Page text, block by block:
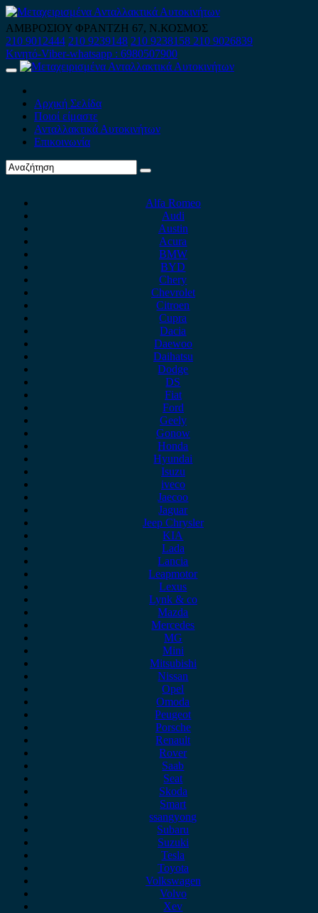
Skip
to
content
ΑΜΒΡΟΣΙΟΥ ΦΡΑΝΤΖΗ 67, Ν.ΚΟΣΜΟΣ
210 9012444 210 9239148 210 9238158 210 9026839
Κινητό-Viber-whatsapp : 6980507900
Primary
Αρχική Σελίδα
Ποιοί είμαστε
Ανταλλακτικά Αυτοκινήτων
Επικοινωνία
Alfa Romeo
Audi
Austin
Acura
BMW
BYD
Chery
Chevrolet
Citroen
Cupra
Dacia
Daewoo
Daihatsu
Dodge
DS
Fiat
Ford
Geely
Gonow
Honda
Hyundai
Isuzu
iveco
Jaecoo
Jaguar
Jeep Chrysler
KIA
Lada
Lancia
Leapmotor
Lexus
Lynk & co
Mazda
Mercedes
MG
Mini
Mitsubishi
Nissan
Opel
Omoda
Peugeot
Porsche
Renault
Rover
Saab
Seat
Skoda
Smart
ssangyong
Subaru
Suzuki
Tesla
Toyota
Volkswagen
Volvo
Xev